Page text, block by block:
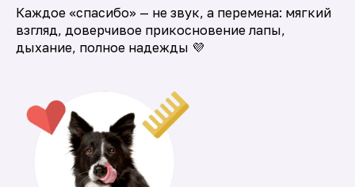
Каждое «спасибо» — не звук, а перемена: мягкий
взгляд, доверчивое прикосновение лапы,
дыхание, полное надежды 💜